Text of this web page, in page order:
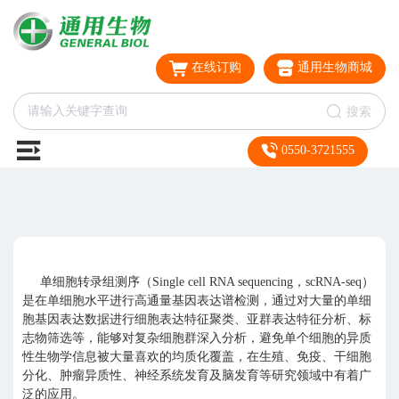
在线订购 通用生物商城
搜索
0550-3721555
单细胞转录组测序（Single cell RNA sequencing，scRNA-seq）
是在单细胞水平进行高通量基因表达谱检测，通过对大量的单细
胞基因表达数据进行细胞表达特征聚类、亚群表达特征分析、标
志物筛选等，能够对复杂细胞群深入分析，避免单个细胞的异质
性生物学信息被大量喜欢的均质化覆盖，在生殖、免疫、干细胞
分化、肿瘤异质性、神经系统发育及脑发育等研究领域中有着广
泛的应用。